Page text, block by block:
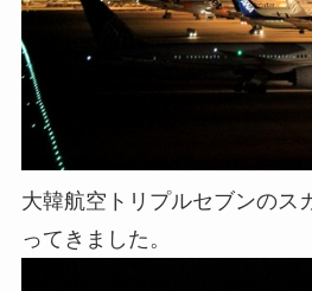
大韓航空トリプルセブンのス
ってきました。